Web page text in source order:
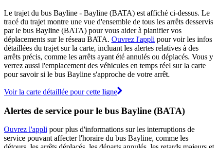
Le trajet du bus Bayline - Bayline (BATA) est affiché ci-dessus. Le
tracé du trajet montre une vue d'ensemble de tous les arrêts desservis
par le bus Bayline (BATA) pour vous aider à planifier vos
déplacements sur le réseau BATA. Ouvrez l'appli pour voir les infos
détaillées du trajet sur la carte, incluant les alertes relatives à des
arrêts précis, comme les arrêts ayant été annulés ou déplacés. Vous y
verrez aussi l'emplacement des véhicules en temps réel sur la carte
pour savoir si le bus Bayline s'approche de votre arrêt.
Voir la carte détaillée pour cette ligne
Alertes de service pour le bus Bayline (BATA)
Ouvrez l'appli pour plus d'informations sur les interruptions de
service pouvant affecter l'horaire du bus Bayline, comme les